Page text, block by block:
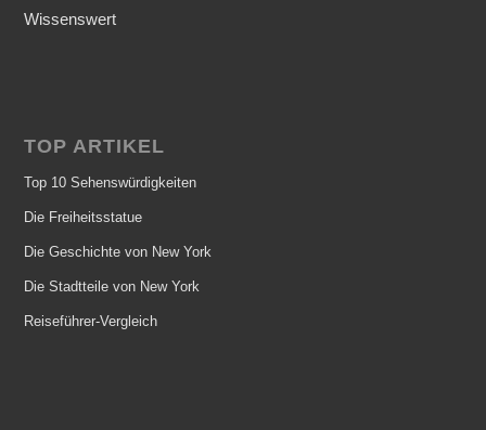
Wissenswert
TOP ARTIKEL
Top 10 Sehenswürdigkeiten
Die Freiheitsstatue
Die Geschichte von New York
Die Stadtteile von New York
Reiseführer-Vergleich